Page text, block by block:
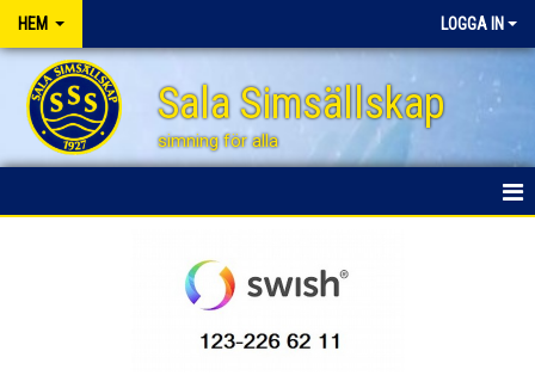
HEM LOGGA IN
Sala Simsällskap
simning för alla